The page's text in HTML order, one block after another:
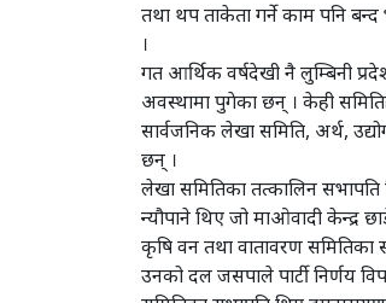
तथा थप ताकेता गर्ने काम पनि
।
गत आर्थिक वर्षदेखी नै लुम्बिनी
अवस्थामा पुगेका छन् । केही
सार्वजनिक लेखा समिति, अर्थ,
छन् ।
लेखा समितिका तत्कालिन सभापति
न्यौपाने थिए जो माओवादी केन्द्र
कृषि वन तथा वातावरण समितिका
उनको दल जसपाले पार्टी निर्णय